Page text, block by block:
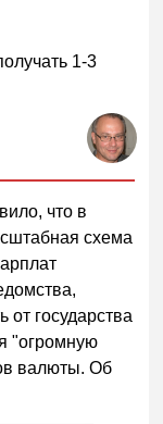
1-3
что в
схема
от государства
"огромную
валюты. Об